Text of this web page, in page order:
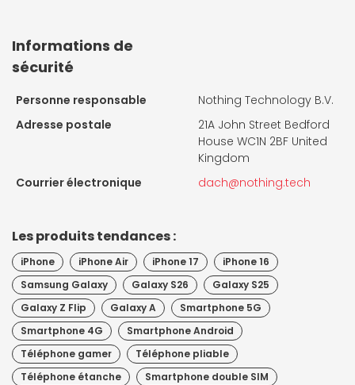
Informations de
sécurité
Personne responsable
Nothing Technology B.V.
Adresse postale
21A John Street Bedford
House WC1N 2BF United
Kingdom
Courrier électronique
dach@nothing.tech
Les produits tendances :
iPhone iPhone Air iPhone 17
iPhone 16
Samsung Galaxy
Galaxy S26
Galaxy S25
Galaxy Z Flip
Galaxy A
Smartphone 5G
Smartphone 4G
Smartphone Android
Téléphone gamer
Téléphone pliable
Téléphone étanche
Smartphone double SIM